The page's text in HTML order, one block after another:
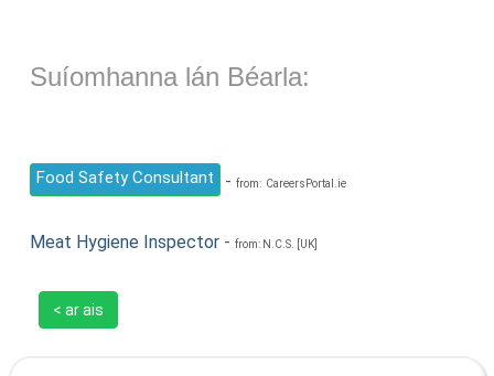
Suíomhanna lán Béarla:
Food Safety Consultant - from: CareersPortal.ie
Meat Hygiene Inspector - from: N.C.S. [UK]
< ar ais